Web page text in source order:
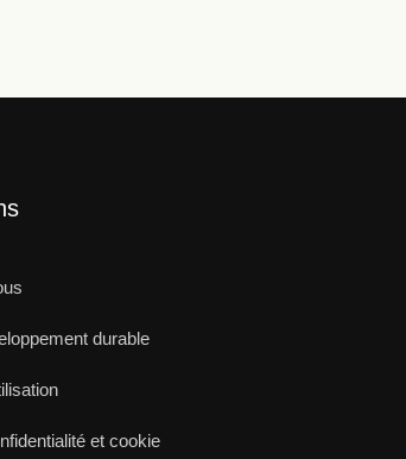
durable
et cookie